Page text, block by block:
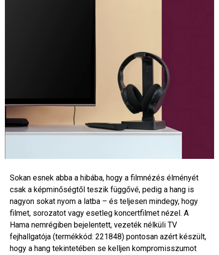
Sokan esnek abba a hibába, hogy a filmnézés élményét
csak a képminőségtől teszik függővé, pedig a hang is
nagyon sokat nyom a latba – és teljesen mindegy, hogy
filmet, sorozatot vagy esetleg koncertfilmet nézel. A
Hama nemrégiben bejelentett, vezeték nélküli TV
fejhallgatója (termékkód: 221848) pontosan azért készült,
hogy a hang tekintetében se kelljen kompromisszumot